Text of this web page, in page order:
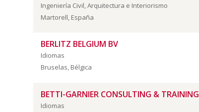
Ingeniería Civil, Arquitectura e Interiorismo
Martorell, España
BERLITZ BELGIUM BV
Idiomas
Bruselas, Bélgica
BETTI-GARNIER CONSULTING & TRAINING
Idiomas